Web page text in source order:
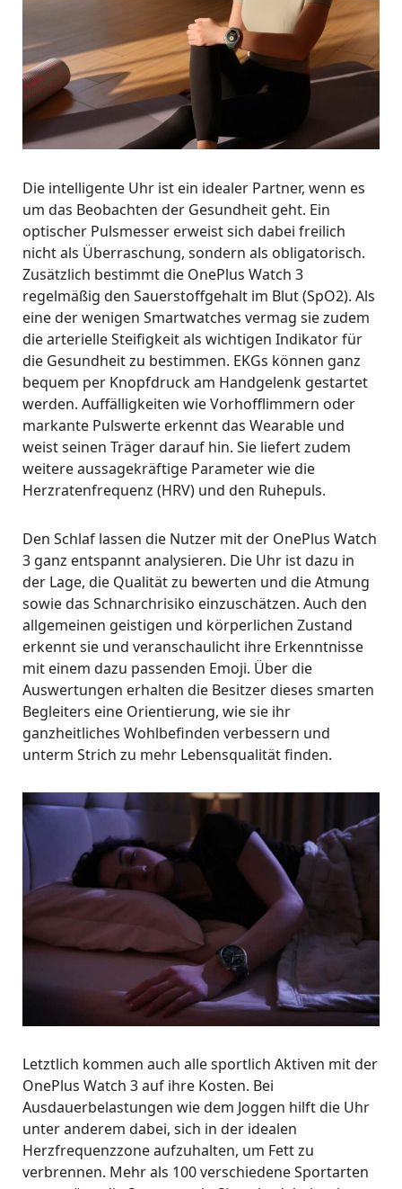
Die intelligente Uhr ist ein idealer Partner, wenn es
um das Beobachten der Gesundheit geht. Ein
optischer Pulsmesser erweist sich dabei freilich
nicht als Überraschung, sondern als obligatorisch.
Zusätzlich bestimmt die OnePlus Watch 3
regelmäßig den Sauerstoffgehalt im Blut (SpO2). Als
eine der wenigen Smartwatches vermag sie zudem
die arterielle Steifigkeit als wichtigen Indikator für
die Gesundheit zu bestimmen. EKGs können ganz
bequem per Knopfdruck am Handgelenk gestartet
werden. Auffälligkeiten wie Vorhofflimmern oder
markante Pulswerte erkennt das Wearable und
weist seinen Träger darauf hin. Sie liefert zudem
weitere aussagekräftige Parameter wie die
Herzratenfrequenz (HRV) und den Ruhepuls.
Den Schlaf lassen die Nutzer mit der OnePlus Watch
3 ganz entspannt analysieren. Die Uhr ist dazu in
der Lage, die Qualität zu bewerten und die Atmung
sowie das Schnarchrisiko einzuschätzen. Auch den
allgemeinen geistigen und körperlichen Zustand
erkennt sie und veranschaulicht ihre Erkenntnisse
mit einem dazu passenden Emoji. Über die
Auswertungen erhalten die Besitzer dieses smarten
Begleiters eine Orientierung, wie sie ihr
ganzheitliches Wohlbefinden verbessern und
unterm Strich zu mehr Lebensqualität finden.
Letztlich kommen auch alle sportlich Aktiven mit der
OnePlus Watch 3 auf ihre Kosten. Bei
Ausdauerbelastungen wie dem Joggen hilft die Uhr
unter anderem dabei, sich in der idealen
Herzfrequenzzone aufzuhalten, um Fett zu
verbrennen. Mehr als 100 verschiedene Sportarten